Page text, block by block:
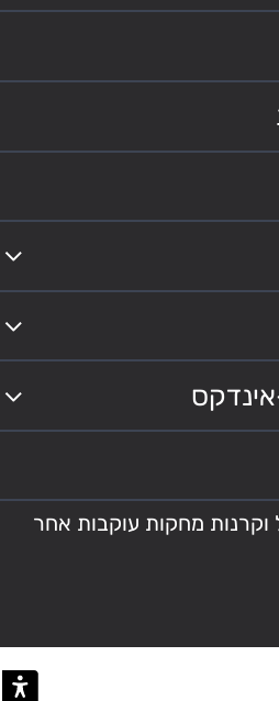
קרנות סל וקרנות מחקות עוקבות אחר